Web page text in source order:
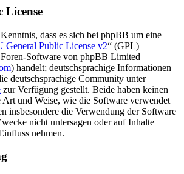
License
dass es sich bei phpBB um eine
General Public License v2“ (GPL)
Foren-Software von phpBB Limited
) handelt; deutschsprachige Informationen
deutschsprachige Community unter
zur Verfügung gestellt. Beide haben keinen
und Weise, wie die Software verwendet
insbesondere die Verwendung der Software
nicht untersagen oder auf Inhalte
nehmen.